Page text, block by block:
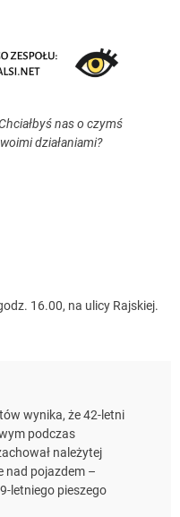
nas o czymś
działaniami?
16.00, na ulicy Rajskiej.
wynika, że 42-letni
podczas
należytej
nad pojazdem –
letniego pieszego